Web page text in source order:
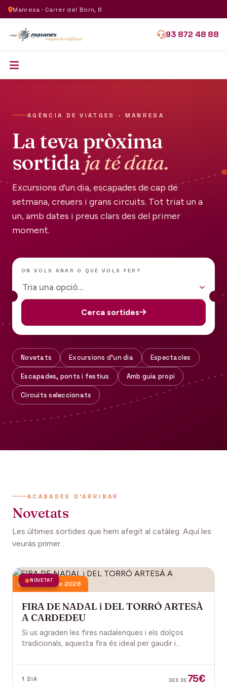
Manresa · Carrer del Born, 6
93 872 48 88
AGÈNCIA DE VIATGES · MANRESA
La teva pròxima
sortidaja té data.
Excursions d'un dia, escapades de cap de
setmana, creuers i grans circuits. Tot triat un a
un, amb dates i preus clars des del primer
moment.
ON VOLS ANAR O QUÈ VOLS FER?
Tria una opció…
Cerca sortides
Novetats Excursions d'un dia Espectacles
Escapades, ponts i festius Amb guia propi
Circuits seleccionats
ACABADES D'ARRIBAR
Novetats
Les últimes sortides que hem afegit al catàleg. Aquí les
veuràs primer.
NOVETAT
13 desembre 2026
FIRA DE NADAL i DEL TORRÓ ARTESÀ
A CARDEDEU
Si us agraden les fires nadalenques i els dolços
tradicionals, aquesta fira és ideal per gaudir i
1 DIA DES DE 75€